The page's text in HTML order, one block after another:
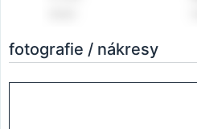
fotografie / nákresy